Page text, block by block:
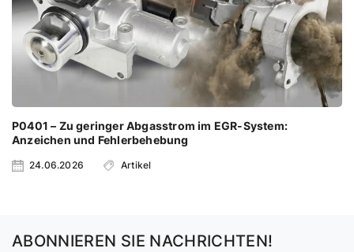
P0401 – Zu geringer Abgasstrom im EGR-System:
Anzeichen und Fehlerbehebung
24.06.2026 Artikel
ABONNIEREN SIE NACHRICHTEN!